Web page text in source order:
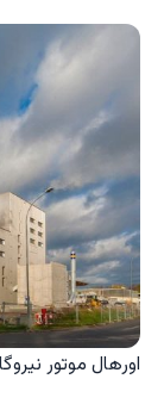
اورهال موتور